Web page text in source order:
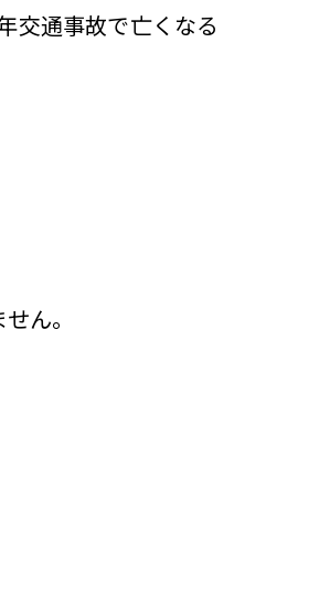
交通事故で亡くなる
ん。